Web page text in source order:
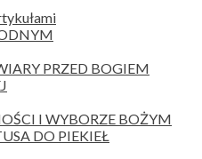
PRZED BOGIEM
I WYBORZE BOŻYM
DO PIEKIEŁ